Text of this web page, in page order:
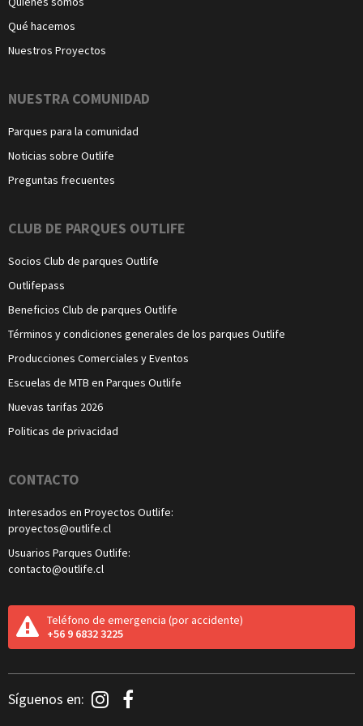
Qué hacemos
Nuestros Proyectos
NUESTRA COMUNIDAD
Parques para la comunidad
Noticias sobre Outlife
Preguntas frecuentes
CLUB DE PARQUES OUTLIFE
Socios Club de parques Outlife
Outlifepass
Beneficios Club de parques Outlife
Términos y condiciones generales de los parques Outlife
Producciones Comerciales y Eventos
Escuelas de MTB en Parques Outlife
Nuevas tarifas 2026
Politicas de privacidad
CONTACTO
Interesados en Proyectos Outlife:
proyectos@outlife.cl
Usuarios Parques Outlife:
contacto@outlife.cl
Teléfono de emergencia (por accidente)
+56 9 6832 3225
Sociales
Síguenos en: